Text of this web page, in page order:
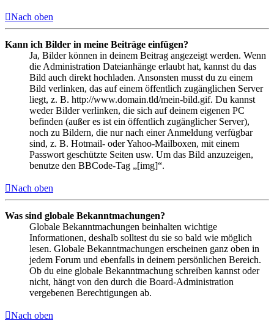
Nach oben
Kann ich Bilder in meine Beiträge einfügen?
Ja, Bilder können in deinem Beitrag angezeigt werden. Wenn
die Administration Dateianhänge erlaubt hat, kannst du das
Bild auch direkt hochladen. Ansonsten musst du zu einem
Bild verlinken, das auf einem öffentlich zugänglichen Server
liegt, z. B. http://www.domain.tld/mein-bild.gif. Du kannst
weder Bilder verlinken, die sich auf deinem eigenen PC
befinden (außer es ist ein öffentlich zugänglicher Server),
noch zu Bildern, die nur nach einer Anmeldung verfügbar
sind, z. B. Hotmail- oder Yahoo-Mailboxen, mit einem
Passwort geschützte Seiten usw. Um das Bild anzuzeigen,
benutze den BBCode-Tag „[img]“.
Nach oben
Was sind globale Bekanntmachungen?
Globale Bekanntmachungen beinhalten wichtige
Informationen, deshalb solltest du sie so bald wie möglich
lesen. Globale Bekanntmachungen erscheinen ganz oben in
jedem Forum und ebenfalls in deinem persönlichen Bereich.
Ob du eine globale Bekanntmachung schreiben kannst oder
nicht, hängt von den durch die Board-Administration
vergebenen Berechtigungen ab.
Nach oben